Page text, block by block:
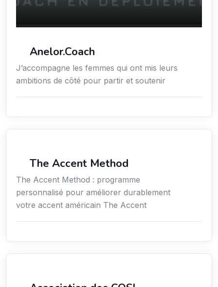
Anelor.Coach
J’accompagne les femmes qui ont mis leurs
ambitions de côté pour partir et soutenir
The Accent Method
The Accent Method : programme
personnalisé pour améliorer durablement
votre accent américain The Accent